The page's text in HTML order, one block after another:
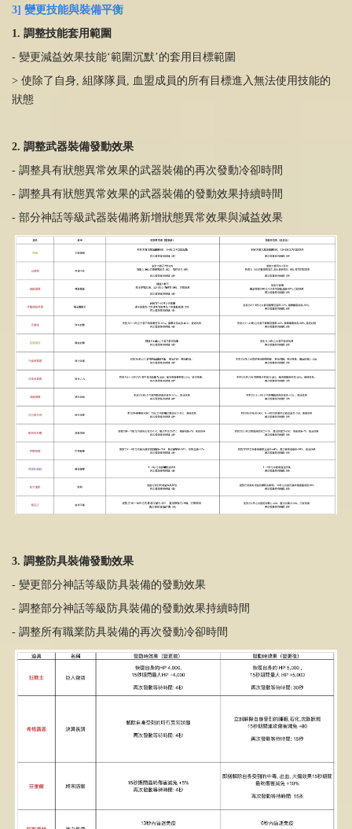
3] 變更技能與裝備平衡
1. 調整技能套用範圍
- 變更減益效果技能‘範圍沉默’的套用目標範圍
> 使除了自身, 組隊隊員, 血盟成員的所有目標進入無法使用技能的
狀態
2. 調整武器裝備發動效果
- 調整具有狀態異常效果的武器裝備的再次發動冷卻時間
- 調整具有狀態異常效果的武器裝備的發動效果持續時間
- 部分神話等級武器裝備將新增狀態異常效果與減益效果
3. 調整防具裝備發動效果
- 變更部分神話等級防具裝備的發動效果
- 調整部分神話等級防具裝備的發動效果持續時間
- 調整所有職業防具裝備的再次發動冷卻時間